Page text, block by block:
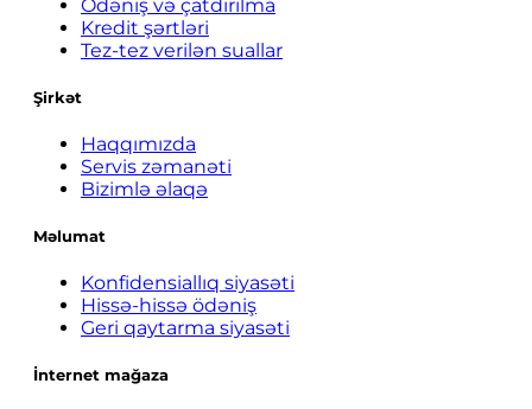
Ödəniş və çatdırılma
Kredit şərtləri
Tez-tez verilən suallar
Şirkət
Haqqımızda
Servis zəmanəti
Bizimlə əlaqə
Məlumat
Konfidensiallıq siyasəti
Hissə-hissə ödəniş
Geri qaytarma siyasəti
İnternet mağaza